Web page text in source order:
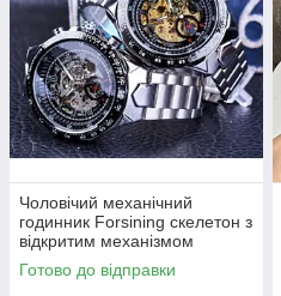
Чоловічий механічний
годинник Forsining скелетон з
відкритим механізмом
металеві сталеві Skeleton
Готово до відправки